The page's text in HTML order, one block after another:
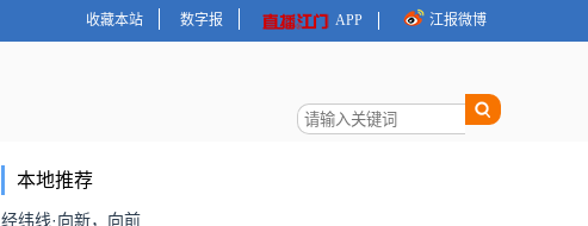
收藏本站 数字报 APP 江报微博
本地推荐
经纬线·向新，向前